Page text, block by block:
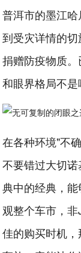
普洱市的墨江
到受灾详情的
捐赠防疫物质
和眼界格局不是
在各种环境"不
不要错过大切
典中的经典，
观整个车市，
佳的购买时机